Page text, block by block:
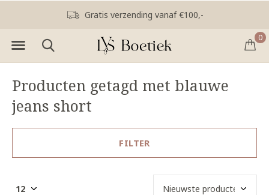
0
Gratis verzending vanaf €100,-
Producten getagd met blauwe
jeans short
FILTER